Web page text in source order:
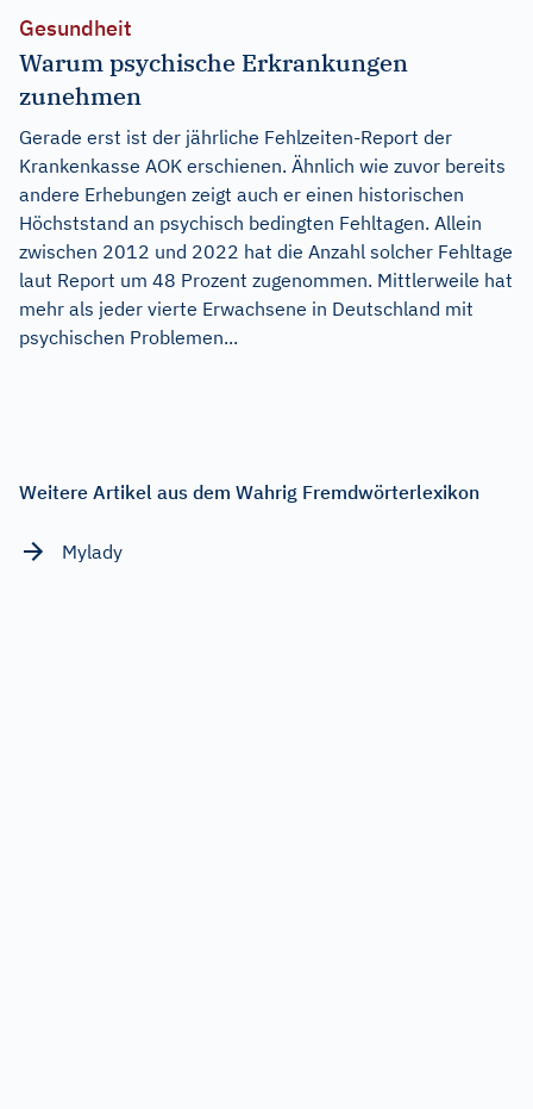
Gesundheit
Warum psychische Erkrankungen
zunehmen
Gerade erst ist der jährliche Fehlzeiten-Report der
Krankenkasse AOK erschienen. Ähnlich wie zuvor bereits
andere Erhebungen zeigt auch er einen historischen
Höchststand an psychisch bedingten Fehltagen. Allein
zwischen 2012 und 2022 hat die Anzahl solcher Fehltage
laut Report um 48 Prozent zugenommen. Mittlerweile hat
mehr als jeder vierte Erwachsene in Deutschland mit
psychischen Problemen...
Weitere Artikel aus dem Wahrig Fremdwörterlexikon
Mylady